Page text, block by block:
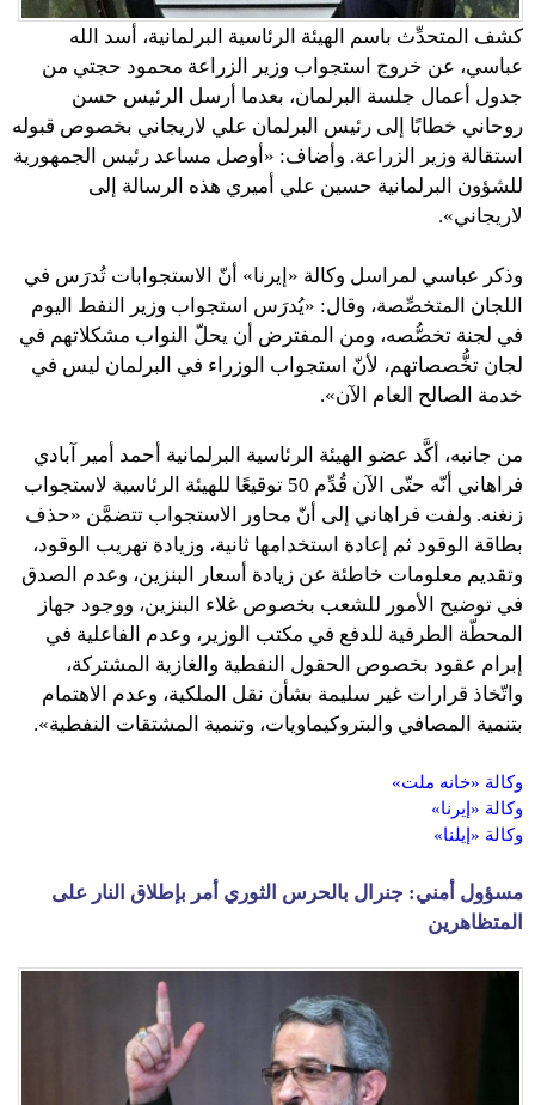
كشف المتحدِّث باسم الهيئة الرئاسية البرلمانية، أسد الله
عباسي، عن خروج استجواب وزير الزراعة محمود حجتي من
جدول أعمال جلسة البرلمان، بعدما أرسل الرئيس حسن
روحاني خطابًا إلى رئيس البرلمان علي لاريجاني بخصوص قبوله
استقالة وزير الزراعة. وأضاف: «أوصل مساعد رئيس الجمهورية
للشؤون البرلمانية حسين علي أميري هذه الرسالة إلى
لاريجاني».
وذكر عباسي لمراسل وكالة «إيرنا» أنّ الاستجوابات تُدرَس في
اللجان المتخصِّصة، وقال: «يُدرَس استجواب وزير النفط اليوم
في لجنة تخصُّصه، ومن المفترض أن يحلّ النواب مشكلاتهم في
لجان تخُّصصاتهم، لأنّ استجواب الوزراء في البرلمان ليس في
خدمة الصالح العام الآن».
من جانبه، أكَّد عضو الهيئة الرئاسية البرلمانية أحمد أمير آبادي
فراهاني أنّه حتّى الآن قُدِّم 50 توقيعًا للهيئة الرئاسية لاستجواب
زنغنه. ولفت فراهاني إلى أنّ محاور الاستجواب تتضمَّن «حذف
بطاقة الوقود ثم إعادة استخدامها ثانية، وزيادة تهريب الوقود،
وتقديم معلومات خاطئة عن زيادة أسعار البنزين، وعدم الصدق
في توضيح الأمور للشعب بخصوص غلاء البنزين، ووجود جهاز
المحطّة الطرفية للدفع في مكتب الوزير، وعدم الفاعلية في
إبرام عقود بخصوص الحقول النفطية والغازية المشتركة،
واتّخاذ قرارات غير سليمة بشأن نقل الملكية، وعدم الاهتمام
بتنمية المصافي والبتروكيماويات، وتنمية المشتقات النفطية».
وكالة «خانه ملت»
وكالة «إيرنا»
وكالة «إيلنا»
مسؤول أمني: جنرال بالحرس الثوري أمر بإطلاق النار على
المتظاهرين